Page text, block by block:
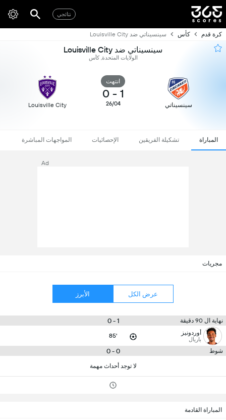
نتائجي
كرة قدم كأس سينسيناتي ضد Louisville City
سينسيناتي ضد Louisville City
الولايات المتحدة, كأس
سينسيناتي
انتهت
1
-
0
26/04
Louisville City
المباراة تشكيلة الفريقين الإحصائيات المواجهات المباشرة
Ad
مجريات
عرض الكل الأبرز
نهاية ال 90 دقيقة 1 - 0
أوردونيز
باريال 85'
شوط 0 - 0
لا توجد أحداث مهمة
المباراة القادمة